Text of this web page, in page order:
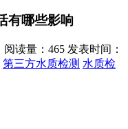
有哪些影响
阅读量：465 发表时间：
第三方水质检测 水质检